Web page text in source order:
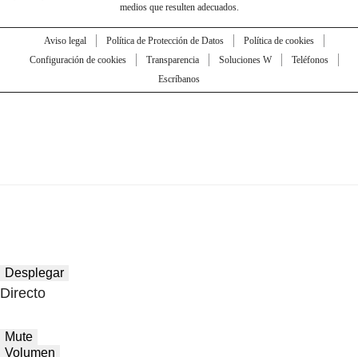
medios que resulten adecuados.
Aviso legal Política de Protección de Datos
Política de cookies
Configuración de cookies
Transparencia Soluciones W
Teléfonos
Escríbanos
Desplegar
Directo
Mute
Volumen